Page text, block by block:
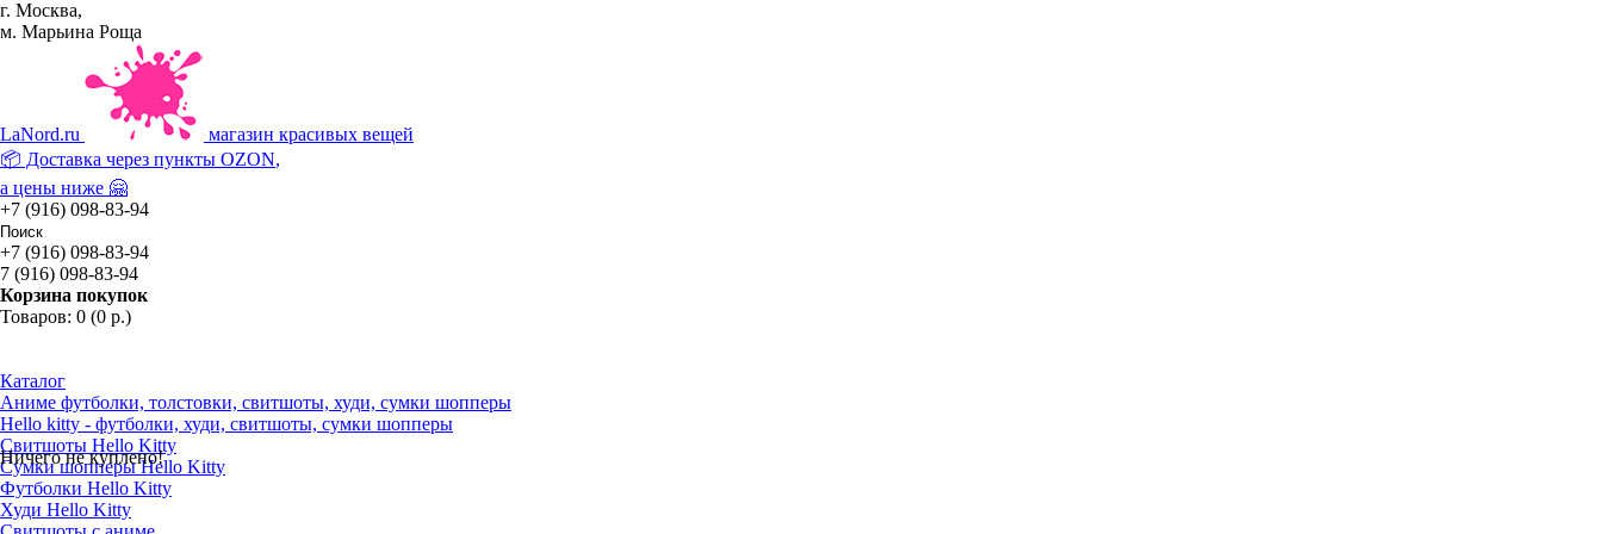
г. Москва,
м. Марьина Роща
LaNord.ru
магазин красивых вещей
📦 Доставка через пункты OZON,
а цены ниже 🤗
+7 (916) 098-83-94
+7 (916) 098-83-94
7 (916) 098-83-94
Корзина покупок
Товаров: 0 (0 р.)
Ничего не куплено!
Каталог
Аниме футболки, толстовки, свитшоты, худи, сумки шопперы
Hello kitty - футболки, худи, свитшоты, сумки шопперы
Свитшоты Hello Kitty
Сумки шопперы Hello Kitty
Футболки Hello Kitty
Худи Hello Kitty